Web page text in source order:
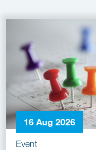
16 Aug 2026
Event